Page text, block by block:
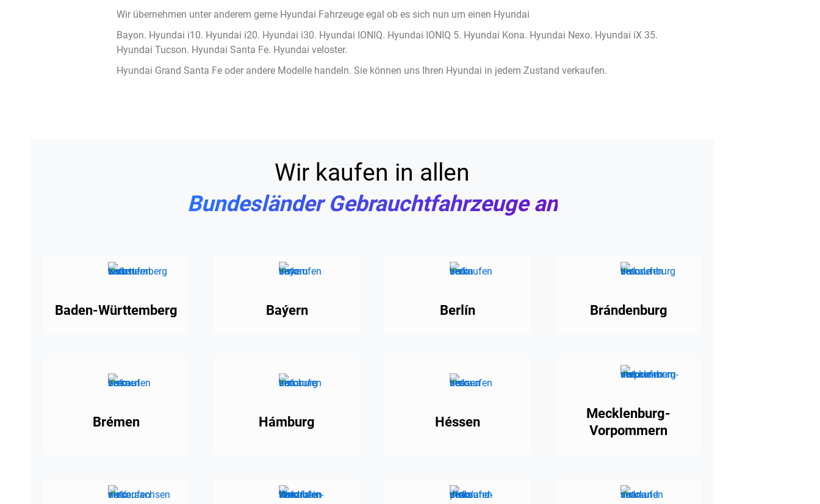
Wir übernehmen unter anderem gerne Hyundai Fahrzeuge egal ob es sich nun um einen Hyundai
Bayon. Hyundai i10. Hyundai i20. Hyundai i30. Hyundai IONIQ. Hyundai IONIQ 5. Hyundai Kona. Hyundai Nexo. Hyundai iX 35.
Hyundai Tucson. Hyundai Santa Fe. Hyundai veloster.
Hyundai Grand Santa Fe oder andere Modelle handeln. Sie können uns Ihren Hyundai in jedem Zustand verkaufen.
Wir kaufen in allen
Bundesländer Gebrauchtfahrzeuge an
Baden-Württemberg Baýern Berlín Brándenburg
Brémen Hámburg Héssen
Mecklenburg-
Vorpommern